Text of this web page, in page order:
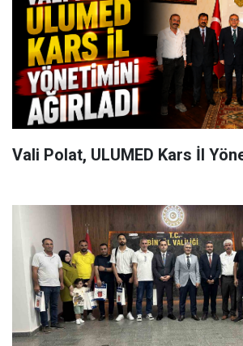
Vali Polat, ULUMED Kars İl